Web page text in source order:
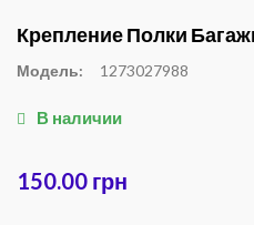
Крепление Полки
Модель: 1273027988
В наличии
150.00 грн